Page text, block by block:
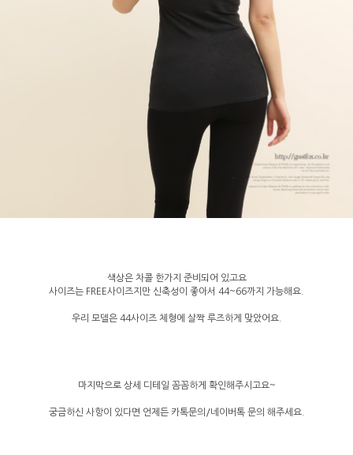
색상은 차콜 한가지 준비되어 있고요
사이즈는 FREE사이즈지만 신축성이 좋아서 44~66까지 가능해요.
우리 모델은 44사이즈 체형에 살짝 루즈하게 맞았어요.
마지막으로 상세 디테일 꼼꼼하게 확인해주시고요~
궁금하신 사항이 있다면 언제든 카톡문의/네이버톡 문의 해주세요.